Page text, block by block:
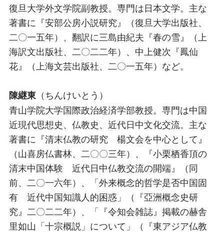
復旦大学外文学院副教授。専門は日本文学。主な
著書に『安部公房小説研究』（復旦大学出版社、
二〇一五年）、翻訳に三島由紀夫『春の雪』（上
海訳文出版社、二〇二二年）、中上健次『鳳仙
花』（上海文芸出版社、二〇一五年）など。
陳継東 （ちんけいとう）
青山学院大学国際政治経済学部教授。専門は中国
近現代思想史、仏教史、近代日中文化交流。主な
著書に『清末仏教の研究 楊文会を中心として』
（山喜房仏書林、二〇〇三年）、『小栗栖香頂の
清末中国体験 近代日中仏教交流の開端』（同
前、二〇一六年）、「外来概念的哲学是否中国固
有 近代中国知識人的困惑」（『亞洲概念史研
究』二〇二二年）、「『令知会雑誌』掲載の赫舎
里如山「十宗概説」について」（『東アジア仏教